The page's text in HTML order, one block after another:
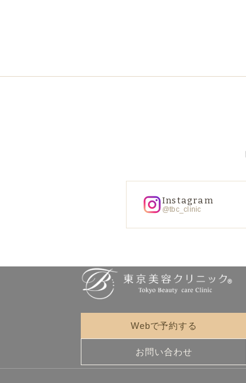
Instagram
@tbc_clinic
Webで予約する
お問い合わせ